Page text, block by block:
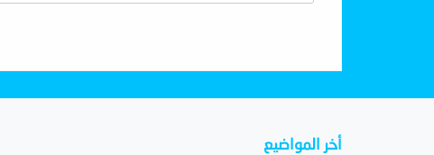
أخر المواضيع